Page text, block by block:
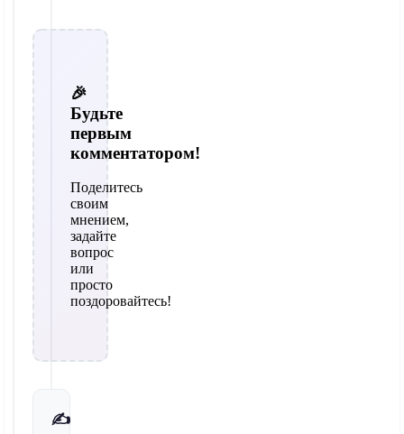
🎉
Будьте
первым
комментатором!
Поделитесь
своим
мнением,
задайте
вопрос
или
просто
поздоровайтесь!
✍️